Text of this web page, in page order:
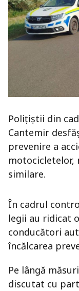
Polițiștii din
Cantemir
prevenire a
motocicletelor,
similare.
În cadrul
legii au ridicat
conducători
încălcarea
Pe lângă
discutat cu